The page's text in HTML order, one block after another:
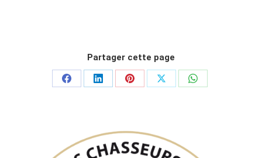
Partager cette page
PartagerPartagerPartagerPartagerPartager